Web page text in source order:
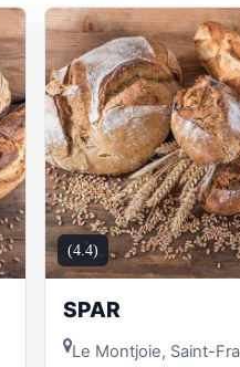
(4.4)
SPAR
Le Montjoie, Saint-